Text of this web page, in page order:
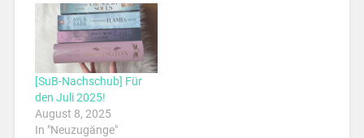
[SuB-Nachschub] Für
den Juli 2025!
August 8, 2025
In "Neuzugänge"